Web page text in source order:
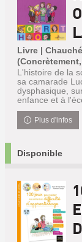
Livre |
L'histoire de la
sa camarade
dysphasique,
enfance et à
Plus d'infos
Disponible